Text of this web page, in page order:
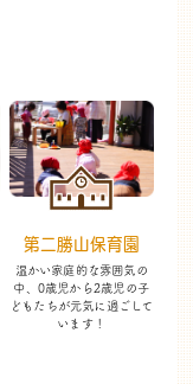
第二勝山保育園
温かい家庭的な雰囲気の
中、 0歳児から2歳児の子
どもたちが元気に過ごして
います！